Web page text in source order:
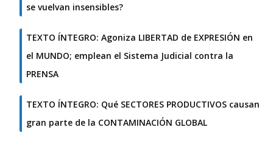
se vuelvan insensibles?
TEXTO ÍNTEGRO: Agoniza LIBERTAD de EXPRESIÓN en
el MUNDO; emplean el Sistema Judicial contra la
PRENSA
TEXTO ÍNTEGRO: Qué SECTORES PRODUCTIVOS causan
gran parte de la CONTAMINACIÓN GLOBAL